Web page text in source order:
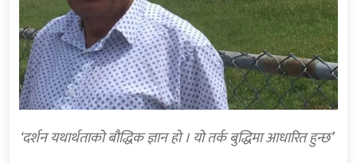
‘दर्शन यथार्थताको बौद्धिक ज्ञान हो । यो तर्क बुद्धिमा आधारित हुन्छ’